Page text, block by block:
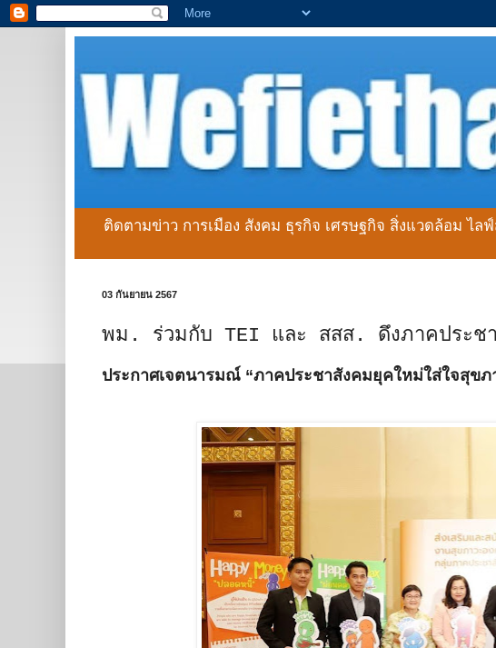
ติดตามข่าว การเมือง สังคม ธุรกิจ เศรษฐกิจ สิ่งแวดล้อม ไล
03 กันยายน 2567
พม. ร่วมกับ TEI และ สสส. ดึงภาคประชา
ประกาศเจตนารมณ์ “ภาคประชาสังคมยุคใหม่ใส่ใจสุขภ